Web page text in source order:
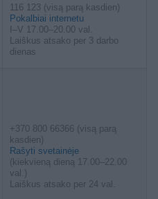
116 123 (visą parą kasdien)
Pokalbiai internetu
I–V 17.00–20.00 val.
Laiškus atsako per 3 darbo
dienas
+370 800 66366 (visą parą
kasdien)
Rašyti svetainėje
(kiekvieną dieną 17.00–22.00
val.)
Laiškus atsako per 24 val.